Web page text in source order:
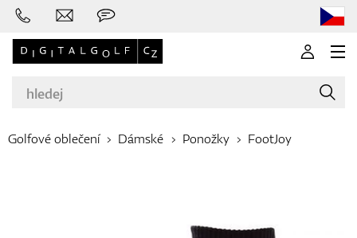
Golfové oblečení Dámské Ponožky FootJoy